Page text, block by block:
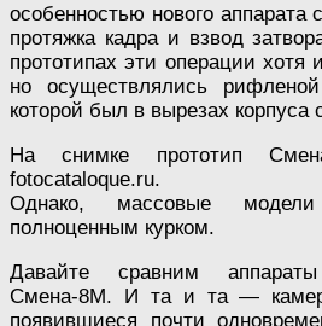
особенностью нового аппарата
протяжка кадра и взвод
прототипах эти операции хотя
но осуществлялись
которой был в вырезах корпуса
На снимке прототип
fotocataloque.ru.
Однако, массовые
полноценным курком.
Давайте сравним
Смена-8М. И та и та —
появившиеся почти